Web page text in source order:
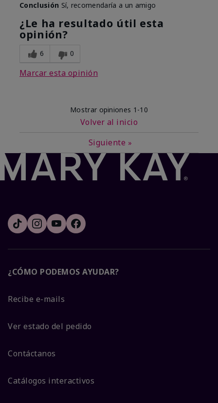
Conclusión Sí, recomendaría a un amigo
¿Le ha resultado útil esta
opinión?
6 0
Marcar esta opinión
Mostrar opiniones 1-10
Volver al inicio
Siguiente »
¿CÓMO PODEMOS AYUDAR?
Recibe e-mails
Ver estado del pedido
Contáctanos
Catálogos interactivos